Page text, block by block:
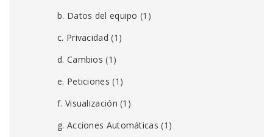
b. Datos del equipo (1)
c. Privacidad (1)
d. Cambios (1)
e. Peticiones (1)
f. Visualización (1)
g. Acciones Automáticas (1)